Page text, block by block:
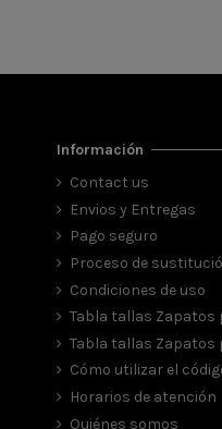
Información
Contact us
Envios y Entregas
Pago seguro
Proceso de
Condiciones de uso
Tabla tallas Zapatos
Tabla tallas Zapatos
Cómo utilizar el
Horarios de atención
Quiénes somos